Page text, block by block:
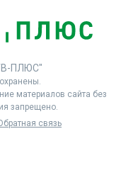
ПЛЮС"
материалов сайта без
запрещено.
связь